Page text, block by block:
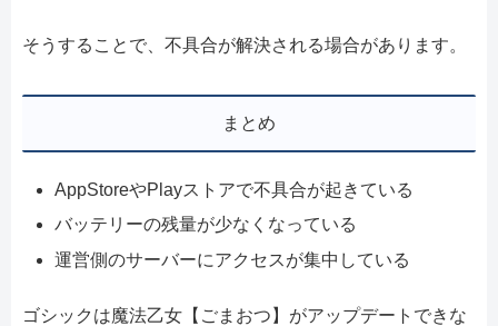
そうすることで、不具合が解決される場合があります。
まとめ
AppStoreやPlayストアで不具合が起きている
バッテリーの残量が少なくなっている
運営側のサーバーにアクセスが集中している
ゴシックは魔法乙女【ごまおつ】がアップデートできな